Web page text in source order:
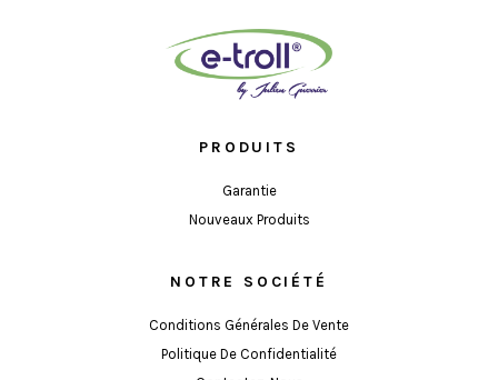
PRODUITS
Garantie
Nouveaux Produits
NOTRE SOCIÉTÉ
Conditions Générales De Vente
Politique De Confidentialité